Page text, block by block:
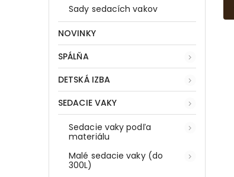
Sady sedacích vakov
NOVINKY
SPÁLŇA
DETSKÁ IZBA
SEDACIE VAKY
Sedacie vaky podľa
materiálu
Malé sedacie vaky (do
300L)